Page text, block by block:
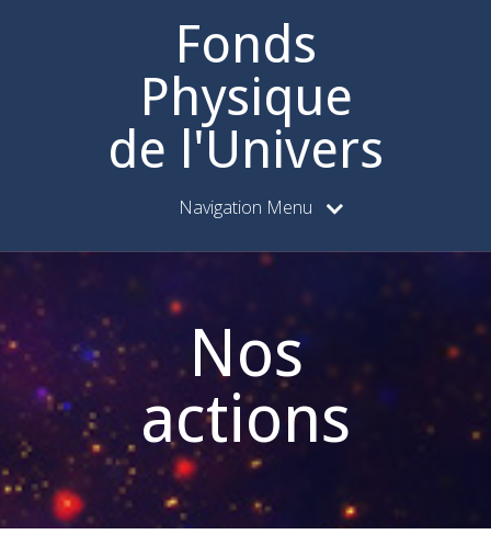
Fonds
Physique
de l'Univers
Navigation Menu
Nos
actions